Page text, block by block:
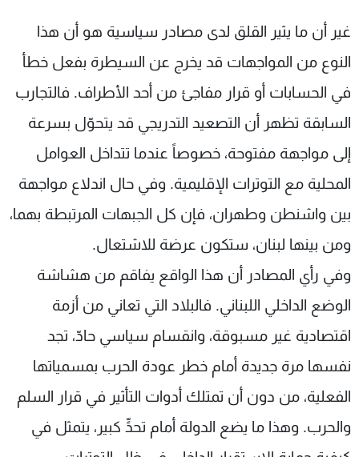
غير أن ما يثير القلق لدى مصادر سياسية هو أن هذا
النوع من المواجهات قد يخرج عن السيطرة بفعل خطأ
في الحسابات أو قرار مفاجئ من أحد الأطراف. فالتجارب
السابقة تظهر أن التصعيد التدريجي قد يتحوّل بسرعة
إلى مواجهة مفتوحة، خصوصاً عندما تتداخل العوامل
المحلية مع التوترات الإقليمية. وفي حال اندلاع مواجهة
بين واشنطن وطهران، فإن كل الجبهات المرتبطة بهما،
ومن بينها لبنان، ستكون عرضة للاشتعال.
وفي رأي المصادر أن هذا الواقع يفاقم من هشاشة
الوضع الداخلي اللبناني. فالبلاد التي تعاني من أزمة
اقتصادية غير مسبوقة، وانقسام سياسي حادّ، تجد
نفسها مرة جديدة أمام خطر عودة الحرب بمسمياتها
الفعلية، من دون أن تمتلك أدوات التأثير في قرار السلم
والحرب. وهذا ما يضع الدولة أمام تحدٍّ كبير، يتمثل في